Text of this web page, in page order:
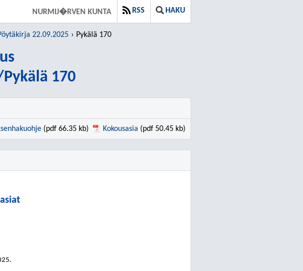
NURMIJ�RVEN KUNTA RSS HAKU
22.09.2025 Pykälä 170
170
(pdf 66.35 kb) Kokousasia (pdf 50.45 kb)